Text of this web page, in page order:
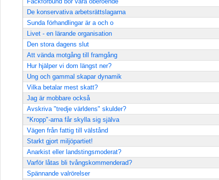
De konservativa arbetsrättslagarna
Sunda förhandlingar är a och o
Livet - en lärande organisation
Den stora dagens slut
Att vända motgång till framgång
Hur hjälper vi dom längst ner?
Ung och gammal skapar dynamik
Vilka betalar mest skatt?
Jag är mobbare också
Avskriva "tredje världens" skulder?
"Kropp"-arna får skylla sig själva
Vägen från fattig till välstånd
Starkt gjort miljöpartiet!
Anarkist eller landstingsmoderat?
Varför låtas bli tvångskommenderad?
Spännande valrörelser